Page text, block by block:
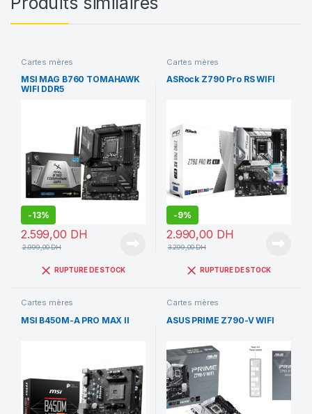
Cartes mères
MSI MAG B760 TOMAHAWK
WIFI DDR5
-13%
2.599,00 DH
2.999,00DH
RUPTURE DE STOCK
Cartes mères
ASRock Z790 Pro RS WIFI
-9%
2.990,00 DH
3.299,00DH
RUPTURE DE STOCK
Cartes mères
MSI B450M-A PRO MAX II
Cartes mères
ASUS PRIME Z790-V WIFI